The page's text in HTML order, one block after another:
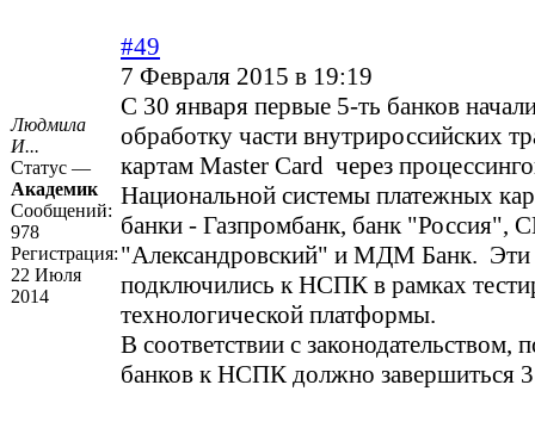
Людмила
И...
Статус —
Академик
Сообщений:
978
Регистрация:
22 Июля
2014
#49
7 Февраля 2015 в 19:19
С 30 января первые 5-ть банков
обработку части внутрироссийских
картам Master Card через
Национальной системы платежных
банки - Газпромбанк, банк "Россия",
"Александровский" и МДМ Банк. Эти
подключились к НСПК в рамках
технологической платформы.
В соответствии с законодательством,
банков к НСПК должно завершиться